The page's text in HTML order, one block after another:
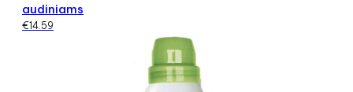
audiniams
€14.59